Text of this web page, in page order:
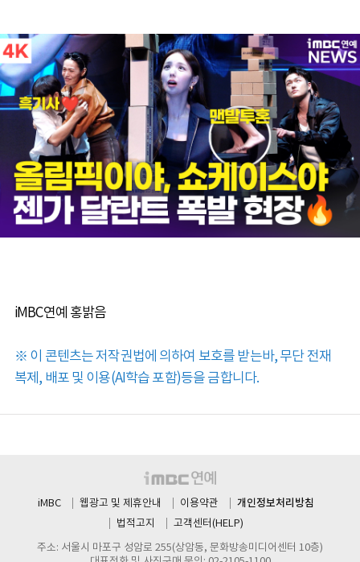
iMBC연예 홍밝음
※ 이 콘텐츠는 저작권법에 의하여 보호를 받는바, 무단 전재
복제, 배포 및 이용(AI학습 포함)등을 금합니다.
iMBC 웹광고 및 제휴안내 이용약관 개인정보처리방침
법적고지
고객센터(HELP)
주소: 서울시 마포구 성암로 255(상암동, 문화방송미디어센터 10층)